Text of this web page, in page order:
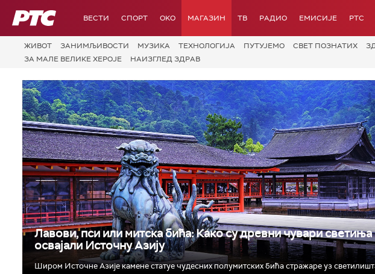
РТС ВЕСТИ СПОРТ OKO МАГАЗИН ТВ РАДИО ЕМИСИЈЕ РТС
ЖИВОТ ЗАНИМЉИВОСТИ МУЗИКА ТЕХНОЛОГИЈA ПУТУЈЕМО СВЕТ ПОЗНАТИХ
ЗА МАЛЕ ВЕЛИКЕ ХЕРОЈЕ
НАИЗГЛЕД ЗДРАВ
Лавови, пси или митска бића: Како су древни чувари светиња
освајали Источну Азију
Широм Источне Азије камене статуе чудесних полумитских бића стражаре уз